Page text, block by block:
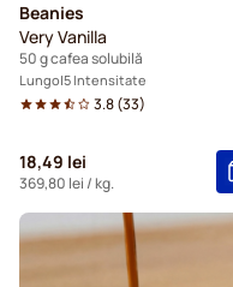
Beanies
Very Vanilla
50 g cafea solubilă
Lungo 5 Intensitate
3.8(33)
18,49 lei
369,80 lei / kg.